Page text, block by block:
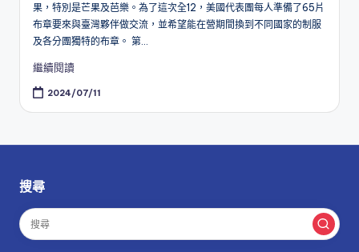
果，特別是芒果及芭樂。為了這次全12，美國代表團每人準備了65片
布章要來與臺灣夥伴做交流，並希望能在營期間換到不同國家的制服
及各分團獨特的布章。 第...
繼續閱讀
2024/07/11
搜尋